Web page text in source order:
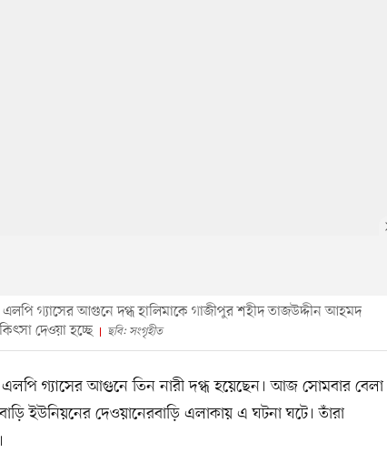
এলপি গ্যাসের আগুনে দগ্ধ হালিমাকে গাজীপুর শহীদ তাজউদ্দীন আহমদ
দেওয়া হচ্ছে
ছবি: সংগৃহীত
গ্যাসের আগুনে তিন নারী দগ্ধ হয়েছেন। আজ সোমবার বেলা
ইউনিয়নের দেওয়ানেরবাড়ি এলাকায় এ ঘটনা ঘটে। তাঁরা